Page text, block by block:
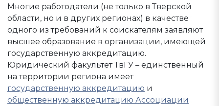
Многие работодатели (не только в Тверской
области, но и в других регионах) в качестве
одного из требований к соискателям заявляют
высшее образование в организации, имеющей
государственную аккредитацию.
Юридический факультет ТвГУ – единственный
на территории региона имеет
государственную аккредитацию и
общественную аккредитацию Ассоциации